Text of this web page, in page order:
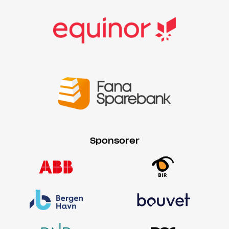
Sponsorer